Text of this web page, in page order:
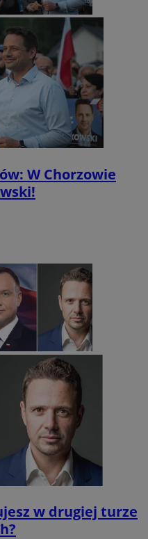
W Chorzowie
w drugiej turze